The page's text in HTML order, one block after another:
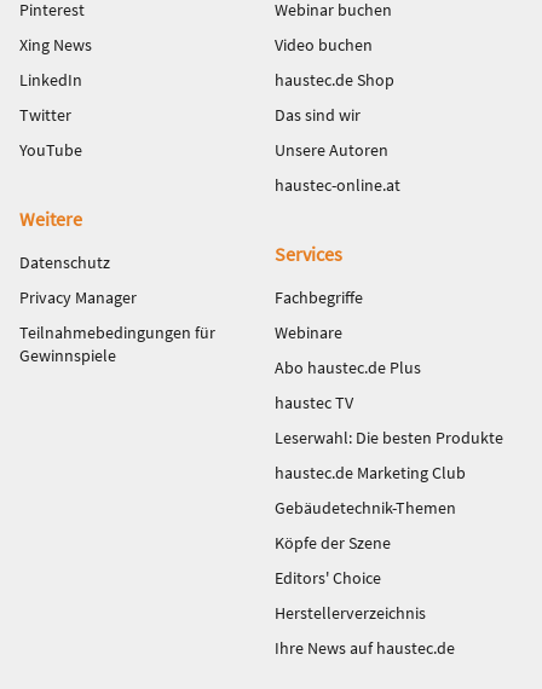
Pinterest
Xing News
LinkedIn
Twitter
YouTube
Webinar buchen
Video buchen
haustec.de Shop
Das sind wir
Unsere Autoren
haustec-online.at
Weitere
Datenschutz
Privacy Manager
Teilnahmebedingungen für
Gewinnspiele
Services
Fachbegriffe
Webinare
Abo haustec.de Plus
haustec TV
Leserwahl: Die besten Produkte
haustec.de Marketing Club
Gebäudetechnik-Themen
Köpfe der Szene
Editors' Choice
Herstellerverzeichnis
Ihre News auf haustec.de